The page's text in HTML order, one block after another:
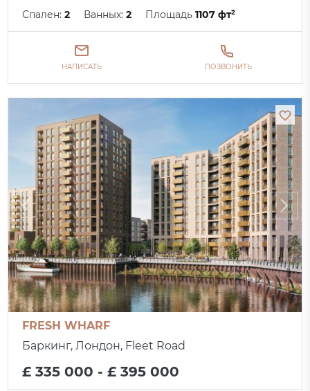
Спален:2 Ванных:2 Площадь1107 фт²
НАПИСАТЬ ПОЗВОНИТЬ
FRESH WHARF
Баркинг, Лондон, Fleet Road
£ 335 000 - £ 395 000